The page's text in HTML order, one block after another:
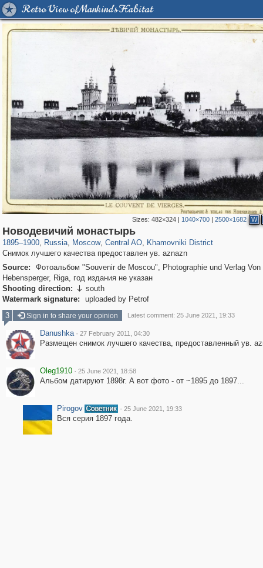
Retro View of Mankind's Habitat
Sizes: 482×324| 1040×700| 2500×1682 W
Новодевичий монастырь
1895–1900, Russia
1,406,257 29,243
, Moscow
319,779 8,286
, Central AO
159,978 5,916
, Khamovniki District
Снимок лучшего качества предоставлен ув. aznazn
Source:
Фотоальбом "Souvenir de Moscou", Photographie und Verlag Von
Hebensperger, Riga, год издания не указан
Shooting direction:  south
Watermark signature:
uploaded by Petrof
3
Sign in to share your opinion Latest comment: 25 June 2021, 19:33
Danushka · 27 February 2011, 04:30
Размещен снимок лучшего качества, предоставленный ув.
Oleg1910 · 25 June 2021, 18:58
Альбом датируют 1898г. А вот фото - от ~1895 до 1897...
Pirogov · 25 June 2021, 19:33
Вся серия 1897 года.